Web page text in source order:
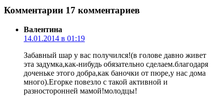
Комментарии 17 комментариев
Валентина
14.01.2014 в 01:19
Забавный шар у вас получился!(в голове давно живет
эта задумка,как-нибудь обязательно сделаем.благодаря
доченьке этого добра,как баночки от пюре,у нас дома
много).Егорке повезло с такой активной и
разносторонней мамой!молодцы!